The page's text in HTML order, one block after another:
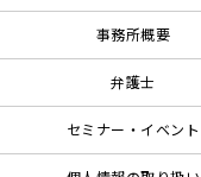
事務所概要
弁護士
セミナー・イベント